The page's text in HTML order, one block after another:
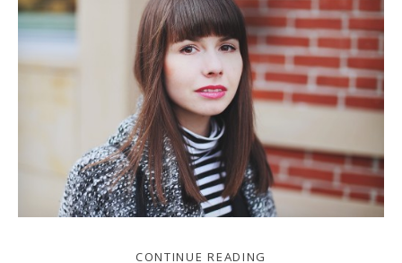
CONTINUE READING